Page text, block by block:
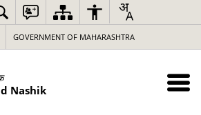
GOVERNMENT OF MAHARASHTRA
Nashik